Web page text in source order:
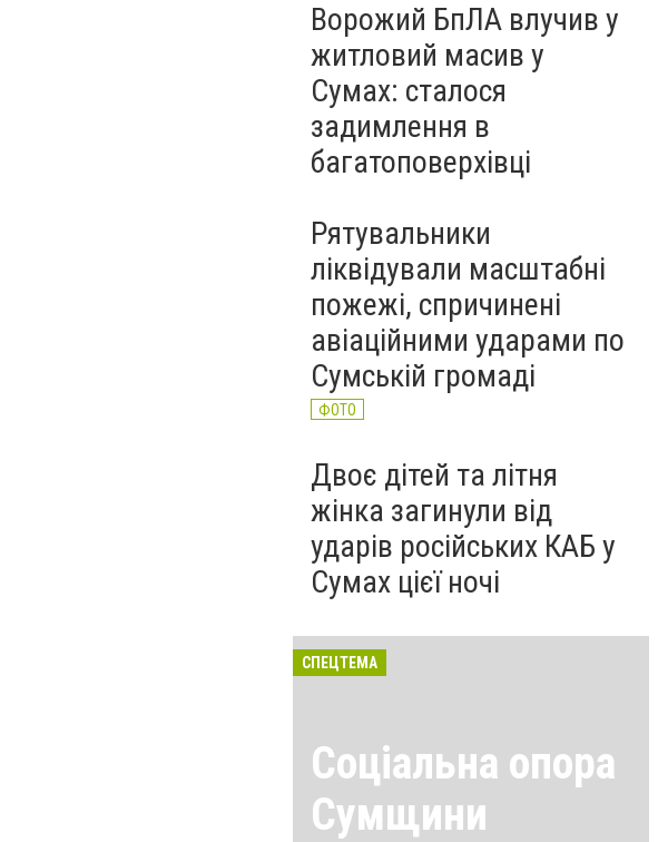
Ворожий БпЛА влучив у
житловий масив у
Сумах: сталося
задимлення в
багатоповерхівці
Рятувальники
ліквідували масштабні
пожежі, спричинені
авіаційними ударами по
Сумській громаді
ФОТО
Двоє дітей та літня
жінка загинули від
ударів російських КАБ у
Сумах цієї ночі
СПЕЦТЕМА
Соціальна опора
Сумщини